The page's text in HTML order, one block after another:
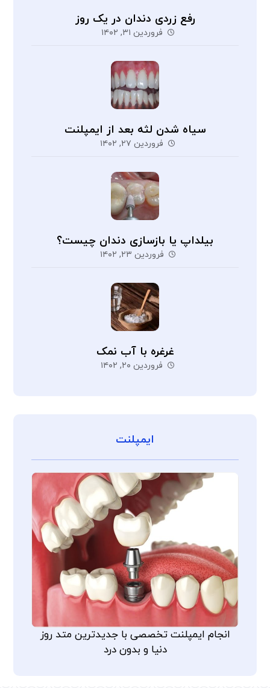
رفع زردی دندان در یک روز
فروردین ۳۱, ۱۴۰۲
سیاه شدن لثه بعد از ایمپلنت
فروردین ۲۷, ۱۴۰۲
بیلداپ یا بازسازی دندان چیست؟
فروردین ۲۳, ۱۴۰۲
غرغره با آب نمک
فروردین ۲۰, ۱۴۰۲
ایمپلنت
انجام ایمپلنت تخصصی با جدیدترین متد روز
دنیا و بدون درد